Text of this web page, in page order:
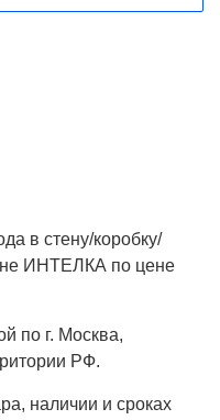
в стену/коробку/
ИНТЕЛКА по цене
по г. Москва,
РФ.
наличии и сроках